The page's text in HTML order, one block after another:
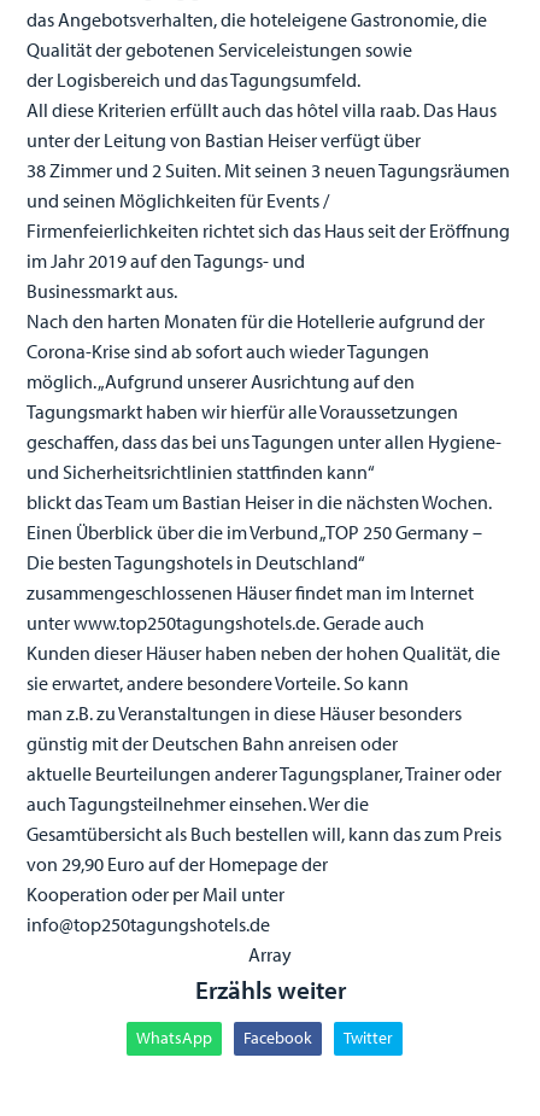
das Angebotsverhalten, die hoteleigene Gastronomie, die
Qualität der gebotenen Serviceleistungen sowie
der Logisbereich und das Tagungsumfeld.
All diese Kriterien erfüllt auch das hôtel villa raab. Das Haus
unter der Leitung von Bastian Heiser verfügt über
38 Zimmer und 2 Suiten. Mit seinen 3 neuen Tagungsräumen
und seinen Möglichkeiten für Events /
Firmenfeierlichkeiten richtet sich das Haus seit der Eröffnung
im Jahr 2019 auf den Tagungs- und
Businessmarkt aus.
Nach den harten Monaten für die Hotellerie aufgrund der
Corona-Krise sind ab sofort auch wieder Tagungen
möglich. „Aufgrund unserer Ausrichtung auf den
Tagungsmarkt haben wir hierfür alle Voraussetzungen
geschaffen, dass das bei uns Tagungen unter allen Hygiene-
und Sicherheitsrichtlinien stattfinden kann“
blickt das Team um Bastian Heiser in die nächsten Wochen.
Einen Überblick über die im Verbund „TOP 250 Germany –
Die besten Tagungshotels in Deutschland“
zusammengeschlossenen Häuser findet man im Internet
unter www.top250tagungshotels.de. Gerade auch
Kunden dieser Häuser haben neben der hohen Qualität, die
sie erwartet, andere besondere Vorteile. So kann
man z.B. zu Veranstaltungen in diese Häuser besonders
günstig mit der Deutschen Bahn anreisen oder
aktuelle Beurteilungen anderer Tagungsplaner, Trainer oder
auch Tagungsteilnehmer einsehen. Wer die
Gesamtübersicht als Buch bestellen will, kann das zum Preis
von 29,90 Euro auf der Homepage der
Kooperation oder per Mail unter
info@top250tagungshotels.de
Array
Erzähls weiter
WhatsApp Facebook Twitter